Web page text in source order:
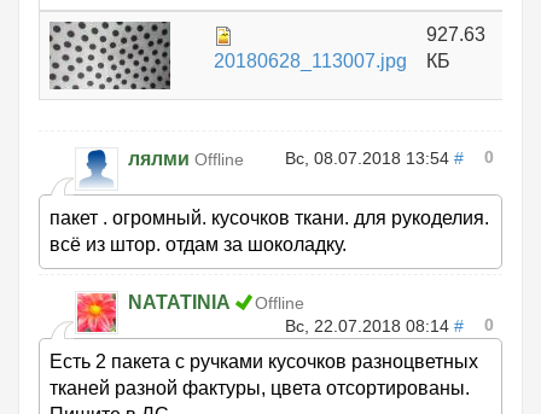
20180628_113007.jpg
927.63
КБ
лялми Offline Вс, 08.07.2018 13:54 # 0
пакет . огромный. кусочков ткани. для рукоделия.
всё из штор. отдам за шоколадку.
NATATINIA
Offline
Вс, 22.07.2018 08:14 # 0
Есть 2 пакета с ручками кусочков разноцветных
тканей разной фактуры, цвета отсортированы.